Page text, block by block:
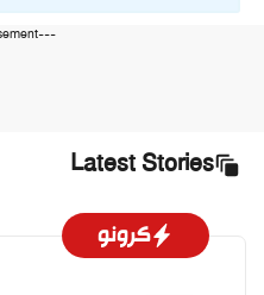
---Advertisement---
Latest Stories
كرونو